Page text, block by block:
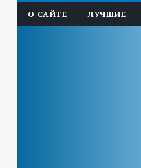
О САЙТЕ ЛУЧШИЕ